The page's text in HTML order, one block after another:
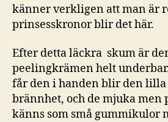
känner verkligen att man är
prinsesskronor blir det här.
Efter detta läckra skum är
peelingkrämen helt
får den i handen blir den
brännhet, och de mjuka men
känns som små gummikulor